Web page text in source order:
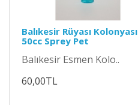
Balıkesir Rüyası Kolonyası
50cc Sprey Pet
Balıkesir Esmen Kolo..
60,00TL